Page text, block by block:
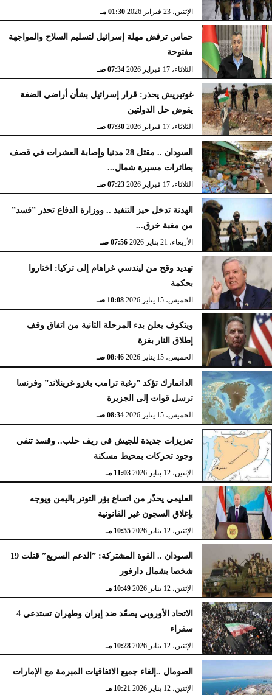
الإثنين، 23 فبراير 2026 02:15 مـالإثنين، 23 فبراير 2026 01:30 مـ
حماس ترفض مهلة إسرائيل لتسليم السلاح والمواجهة
مفتوحة
الثلاثاء، 17 فبراير 2026 07:34 صـ
غوتيريش يحذر: قرار إسرائيل بشأن أراضي الضفة
يقوض حل الدولتين
الثلاثاء، 17 فبراير 2026 07:30 صـ
السودان .. مقتل 28 مدنيا وإصابة العشرات في قصف
بطائرات مسيرة شمال...
الثلاثاء، 17 فبراير 2026 07:23 صـ
الهدنة تدخل حيز التنفيذ .. ووزارة الدفاع تحذر ”قسد”
من مغبة خرق...
الأربعاء، 21 يناير 2026 07:56 صـ
تهديد وقح من ليندسي غراهام إلى تركيا: اختاروا
بحكمة
الخميس، 15 يناير 2026 10:08 صـ
ويتكوف يعلن بدء المرحلة الثانية من اتفاق وقف
إطلاق النار بغزة
الخميس، 15 يناير 2026 08:46 صـ
الدانمارك تؤكد ”رغبة ترامب بغزو غرينلاند” وفرنسا
ترسل قوات إلى الجزيرة
الخميس، 15 يناير 2026 08:34 صـ
تعزيزات جديدة للجيش في ريف حلب.. وقسد تنفي
وجود تحركات بمحيط مسكنة
الإثنين، 12 يناير 2026 11:03 مـ
العليمي يحذّر من اتساع بؤر التوتر باليمن ويوجه
بإغلاق السجون غير القانونية
الإثنين، 12 يناير 2026 10:55 مـ
السودان .. القوة المشتركة: ”الدعم السريع” قتلت 19
شخصا بشمال دارفور
الإثنين، 12 يناير 2026 10:49 مـ
الاتحاد الأوروبي يصعّد ضد إيران وطهران تستدعي 4
سفراء
الإثنين، 12 يناير 2026 10:28 مـ
الصومال ..إلغاء جميع الاتفاقيات المبرمة مع الإمارات
الإثنين، 12 يناير 2026 10:21 مـ